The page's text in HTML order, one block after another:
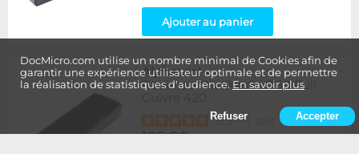
DocMicro.com utilise un nombre minimal de Cookies afin de
garantir une expérience utilisateur optimale et de permettre
la réalisation de statistiques d'audience. En savoir plus
Refuser Accepter
Ajouter au panier
Alphacool-
Radiateur NexXxoS UT60 Full
5/5-
129,90